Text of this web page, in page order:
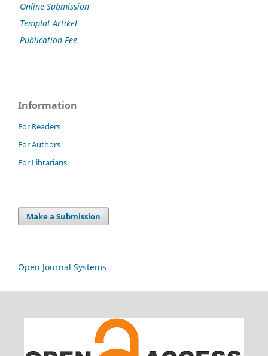
Online Submission
Templat Artikel
Publication Fee
Information
For Readers
For Authors
For Librarians
Make a Submission
Open Journal Systems